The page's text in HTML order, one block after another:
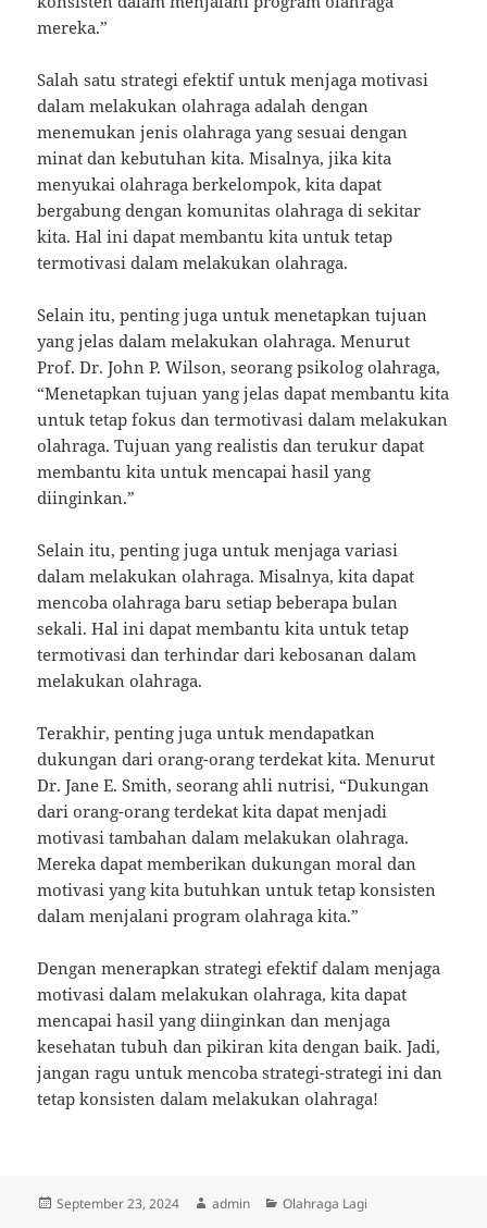
mereka.”
Salah satu strategi efektif untuk menjaga motivasi
dalam melakukan olahraga adalah dengan
menemukan jenis olahraga yang sesuai dengan
minat dan kebutuhan kita. Misalnya, jika kita
menyukai olahraga berkelompok, kita dapat
bergabung dengan komunitas olahraga di sekitar
kita. Hal ini dapat membantu kita untuk tetap
termotivasi dalam melakukan olahraga.
Selain itu, penting juga untuk menetapkan tujuan
yang jelas dalam melakukan olahraga. Menurut
Prof. Dr. John P. Wilson, seorang psikolog olahraga,
“Menetapkan tujuan yang jelas dapat membantu kita
untuk tetap fokus dan termotivasi dalam melakukan
olahraga. Tujuan yang realistis dan terukur dapat
membantu kita untuk mencapai hasil yang
diinginkan.”
Selain itu, penting juga untuk menjaga variasi
dalam melakukan olahraga. Misalnya, kita dapat
mencoba olahraga baru setiap beberapa bulan
sekali. Hal ini dapat membantu kita untuk tetap
termotivasi dan terhindar dari kebosanan dalam
melakukan olahraga.
Terakhir, penting juga untuk mendapatkan
dukungan dari orang-orang terdekat kita. Menurut
Dr. Jane E. Smith, seorang ahli nutrisi, “Dukungan
dari orang-orang terdekat kita dapat menjadi
motivasi tambahan dalam melakukan olahraga.
Mereka dapat memberikan dukungan moral dan
motivasi yang kita butuhkan untuk tetap konsisten
dalam menjalani program olahraga kita.”
Dengan menerapkan strategi efektif dalam menjaga
motivasi dalam melakukan olahraga, kita dapat
mencapai hasil yang diinginkan dan menjaga
kesehatan tubuh dan pikiran kita dengan baik. Jadi,
jangan ragu untuk mencoba strategi-strategi ini dan
tetap konsisten dalam melakukan olahraga!
Posted
September 23, 2024 Author
admin Categories
Olahraga Lagi